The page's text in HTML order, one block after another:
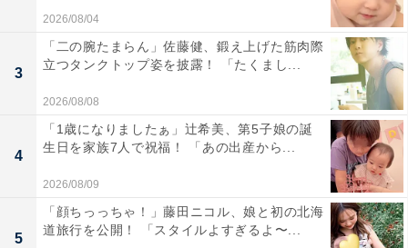
2026/08/04
3
「二の腕たまらん」佐藤健、鍛え上げた筋肉際
立つタンクトップ姿を披露！ 「たくまし...
2026/08/08
4
「1歳になりましたぁ」辻希美、第5子娘の誕
生日を家族7人で祝福！ 「あの出産から...
2026/08/09
5
「顔ちっっちゃ！」藤田ニコル、娘と初の北海
道旅行を公開！ 「スタイルよすぎるよ〜...